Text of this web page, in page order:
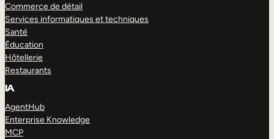
Commerce de détail
Services informatiques et techniques
Santé
Éducation
Hôtellerie
Restaurants
IA
AgentHub
Enterprise Knowledge
MCP